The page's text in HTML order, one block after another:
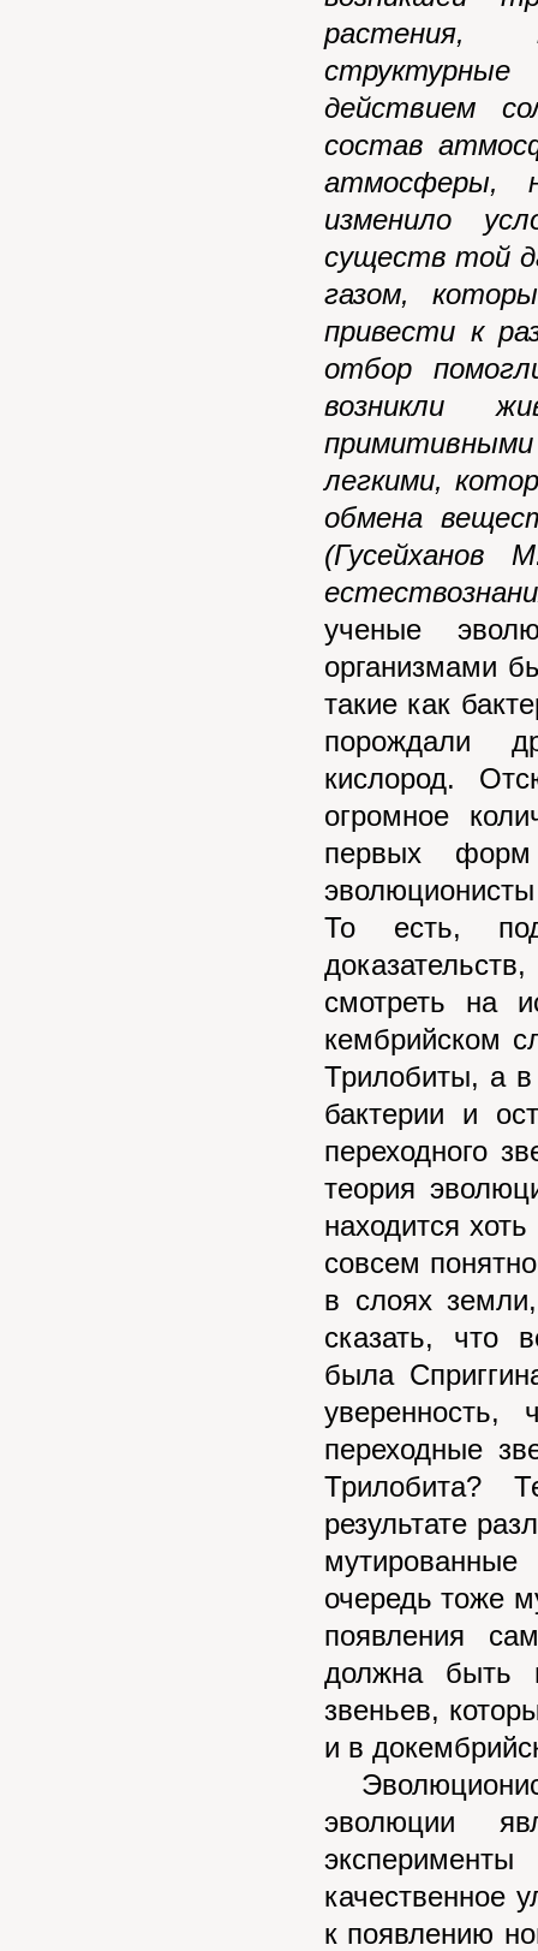
растения,
действием
состав
атмосферы,
изменило
существ той
газом,
привести к
отбор
возникли
легкими,
обмена
(Гусейханов
ученые
организмами
такие как
порождали
кислород.
огромное
первых форм
То есть,
смотреть на
кембрийском
Трилобиты, а
бактерии и
переходного
теория
находится
совсем
в слоях
сказать, что
была
уверенность,
переходные
Трилобита?
результате
очередь тоже
появления
должна быть
звеньев,
и в
эволюции
качественное
к появлению